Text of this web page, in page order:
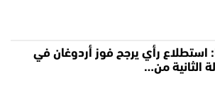
استطلاع رأي يرجح فوز أردوغان في
الثانية من…